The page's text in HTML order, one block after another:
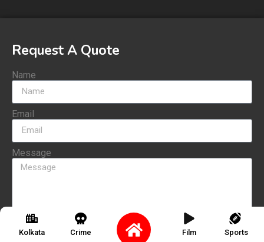
Kolkata Crime Film Sports
Request A Quote
Name
Email
Message
Send